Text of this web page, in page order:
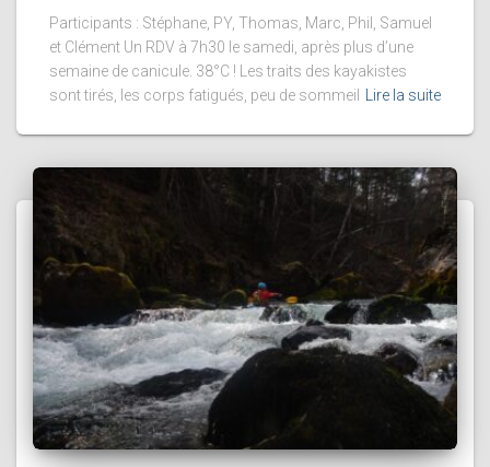
Participants : Stéphane, PY, Thomas, Marc, Phil, Samuel
et Clément Un RDV à 7h30 le samedi, après plus d’une
semaine de canicule. 38°C ! Les traits des kayakistes
sont tirés, les corps fatigués, peu de sommeil
Lire la suite